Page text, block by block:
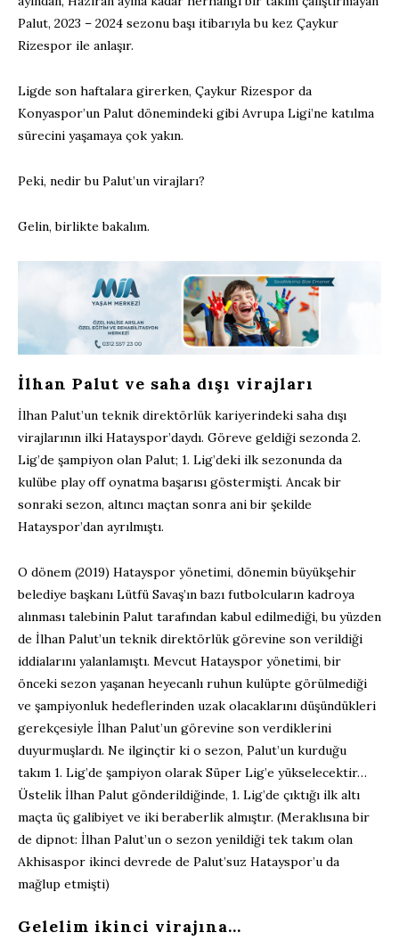
Palut, 2023 – 2024 sezonu başı itibarıyla bu kez Çaykur
Rizespor ile anlaşır.
Ligde son haftalara girerken, Çaykur Rizespor da
Konyaspor’un Palut dönemindeki gibi Avrupa Ligi’ne katılma
sürecini yaşamaya çok yakın.
Peki, nedir bu Palut’un virajları?
Gelin, birlikte bakalım.
İlhan Palut ve saha dışı virajları
İlhan Palut’un teknik direktörlük kariyerindeki saha dışı
virajlarının ilki Hatayspor’daydı. Göreve geldiği sezonda 2.
Lig’de şampiyon olan Palut; 1. Lig’deki ilk sezonunda da
kulübe play off oynatma başarısı göstermişti. Ancak bir
sonraki sezon, altıncı maçtan sonra ani bir şekilde
Hatayspor’dan ayrılmıştı.
O dönem (2019) Hatayspor yönetimi, dönemin büyükşehir
belediye başkanı Lütfü Savaş’ın bazı futbolcuların kadroya
alınması talebinin Palut tarafından kabul edilmediği, bu yüzden
de İlhan Palut’un teknik direktörlük görevine son verildiği
iddialarını yalanlamıştı. Mevcut Hatayspor yönetimi, bir
önceki sezon yaşanan heyecanlı ruhun kulüpte görülmediği
ve şampiyonluk hedeflerinden uzak olacaklarını düşündükleri
gerekçesiyle İlhan Palut’un görevine son verdiklerini
duyurmuşlardı. Ne ilginçtir ki o sezon, Palut’un kurduğu
takım 1. Lig’de şampiyon olarak Süper Lig’e yükselecektir…
Üstelik İlhan Palut gönderildiğinde, 1. Lig’de çıktığı ilk altı
maçta üç galibiyet ve iki beraberlik almıştır. (Meraklısına bir
de dipnot: İlhan Palut’un o sezon yenildiği tek takım olan
Akhisaspor ikinci devrede de Palut’suz Hatayspor’u da
mağlup etmişti)
Gelelim ikinci virajına…